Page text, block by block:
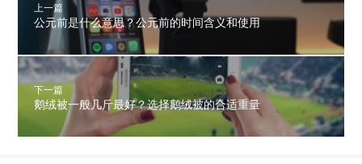
上一篇
公元前是什么意思？公元前的时间含义和使用
下一篇
鹅绒被一般几斤最好？选择鹅绒被的合适重量